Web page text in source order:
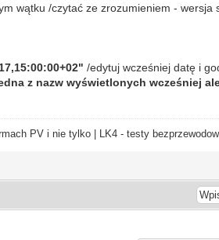
wątku /czytać ze zrozumieniem -
/edytuj wcześniej datę i
z nazw wyświetlonych wcześniej
PV i nie tylko | LK4 - testy